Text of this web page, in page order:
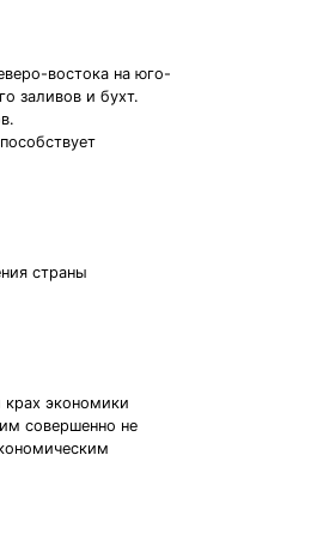
востока на юго-
заливов и бухт.
страны
крах экономики
совершенно не